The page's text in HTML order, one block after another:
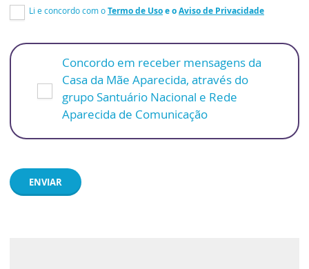
Li e concordo com oTermo de Usoe oAviso de Privacidade
Concordo em receber mensagens da
Casa da Mãe Aparecida, através do
grupo Santuário Nacional e Rede
Aparecida de Comunicação
ENVIAR